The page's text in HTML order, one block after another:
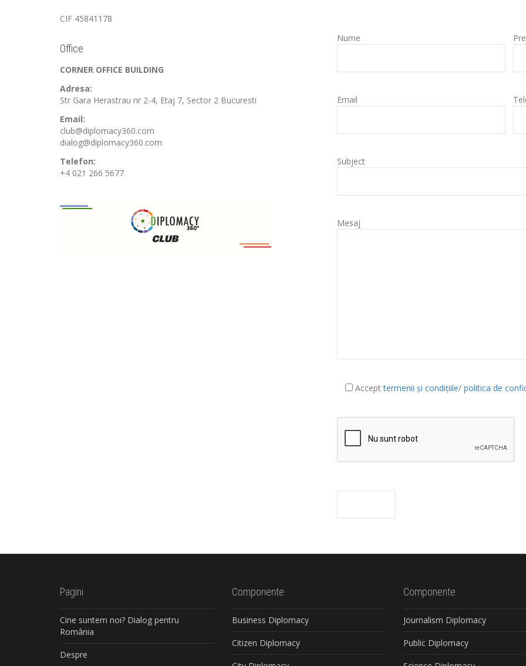
CIF 45841178
Office
CORNER OFFICE BUILDING
Adresa:
Str Gara Herastrau nr 2-4, Etaj 7, Sector 2 Bucuresti
Email:
club@diplomacy360.com
dialog@diplomacy360.com
Telefon:
+4 021 266 5677
Nume
Email
Subject
Mesaj
Accepttermenii și condițiile/ politica de
Pagini
Cine suntem noi? Dialog pentru
România
Despre
Componente
Business Diplomacy
Citizen Diplomacy
Componente
Journalism Diplomacy
Public Diplomacy